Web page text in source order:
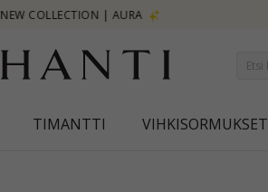
NEW COLLECTION | AURA
TIMANTTI VIHKISORMUKSET